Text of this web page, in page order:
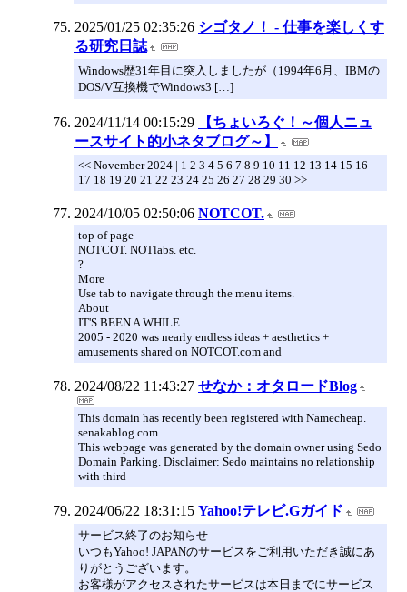
2025/01/25 02:35:26 シゴタノ！ - 仕事を楽しくす
る研究日誌
Windows歴31年目に突入しましたが（1994年6月、IBMの
DOS/V互換機でWindows3 […]
2024/11/14 00:15:29
【ちょいろぐ！～個人ニュ
ースサイト的小ネタブログ～】
<< November 2024 | 1 2 3 4 5 6 7 8 9 10 11 12 13 14 15 16
17 18 19 20 21 22 23 24 25 26 27 28 29 30 >>
2024/10/05 02:50:06 NOTCOT.
top of page
NOTCOT. NOTlabs. etc.
?
More
Use tab to navigate through the menu items.
About
IT'S BEEN A WHILE...
2005 - 2020 was nearly endless ideas + aesthetics +
amusements shared on NOTCOT.com and
2024/08/22 11:43:27 せなか：オタロードBlog
This domain has recently been registered with Namecheap.
senakablog.com
This webpage was generated by the domain owner using Sedo
Domain Parking. Disclaimer: Sedo maintains no relationship
with third
2024/06/22 18:31:15 Yahoo!テレビ.Gガイド
サービス終了のお知らせ
いつもYahoo! JAPANのサービスをご利用いただき誠にあ
りがとうございます。
お客様がアクセスされたサービスは本日までにサービス